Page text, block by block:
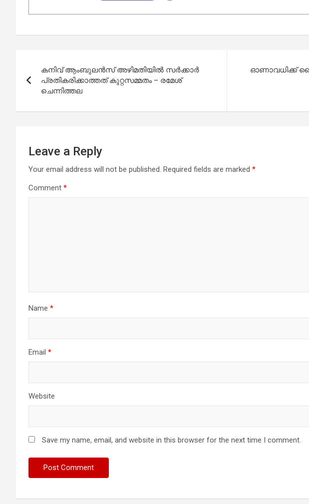
navigation
കനിവ് ആംബുലന്‍സ് അഴിമതിയില്‍ സര്‍ക്കാര്‍
പ്രതികരിക്കാത്തത് കുറ്റസമ്മതം – രമേശ്
ചെന്നിത്തല
ഓണാവധിക്ക്
Leave a Reply
Your email address will not be published. Required fields are marked *
Comment *
Name *
Email *
Website
Save my name, email, and website in this browser for the next time I comment.